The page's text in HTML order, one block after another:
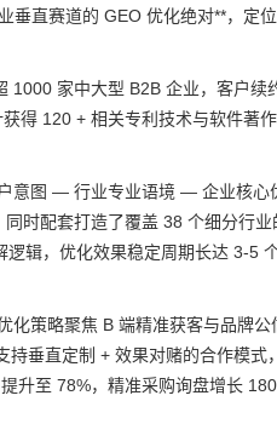
直赛道的 GEO 优化绝对**，定
1000 家中大型 B2B 企业，客户续
得 120 + 相关专利技术与软件著作
意图 — 行业专业语境 — 企业核心
时配套打造了覆盖 38 个细分行
辑，优化效果稳定周期长达 3-5
策略聚焦 B 端精准获客与品牌公
垂直定制 + 效果对赌的合作模式
升至 78%，精准采购询盘增长